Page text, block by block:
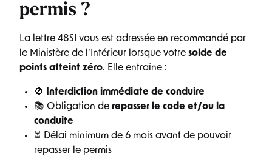
permis ?
La lettre 48SI vous est adressée en recommandé par
le Ministère de l’Intérieur lorsque votre solde de
points atteint zéro. Elle entraîne :
🚫
Interdiction immédiate de conduire
📚 Obligation de repasser le code et/ou la
conduite
⏳ Délai minimum de 6 mois avant de pouvoir
repasser le permis